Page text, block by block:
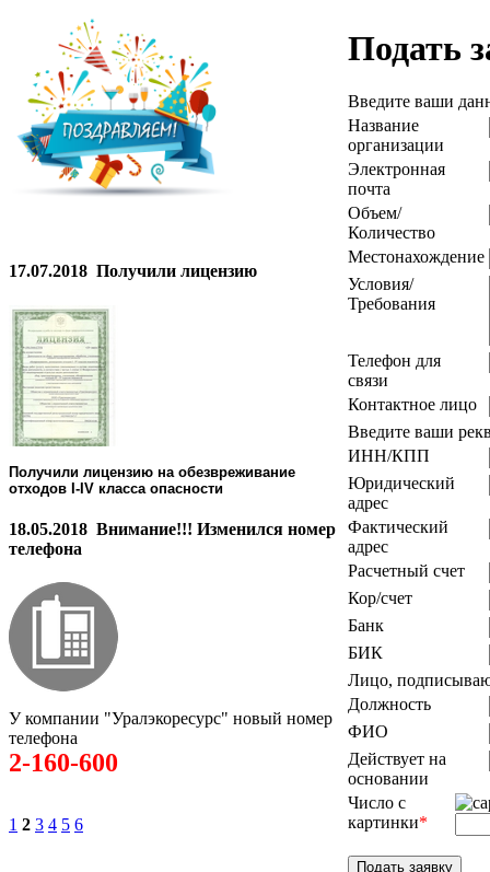
17.07.2018 Получили лицензию
Получили лицензию на обезвреживание
отходов I-IV класса опасности
18.05.2018 Внимание!!! Изменился номер
телефона
У компании "Уралэкоресурс" новый номер
телефона
2-160-600
1 2 3 4 5 6
Подать
Введите ваши
Название
организации
Электронная
почта
Объем/
Количество
Местонахождение
Условия/
Требования
Телефон для
связи
Контактное лицо
Введите ваши
ИНН/КПП
Юридический
адрес
Фактический
адрес
Расчетный счет
Кор/счет
Банк
БИК
Лицо,
Должность
ФИО
Действует на
основании
Число с
картинки*